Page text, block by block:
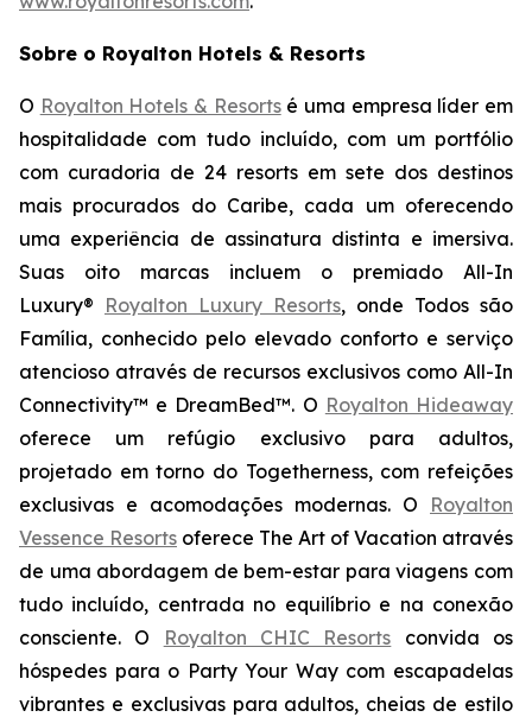
Sobre o Royalton Hotels & Resorts
O Royalton Hotels & Resortsé uma empresa líder em
hospitalidade com tudo incluído, com um portfólio
com curadoria de 24 resorts em sete dos destinos
mais procurados do Caribe, cada um oferecendo
uma experiência de assinatura distinta e imersiva.
Suas oito marcas incluem o premiado All-In
Luxury® Royalton Luxury Resorts, onde Todos são
Família, conhecido pelo elevado conforto e serviço
atencioso através de recursos exclusivos como All-In
Connectivity™ e DreamBed™. O Royalton Hideaway
oferece um refúgio exclusivo para adultos,
projetado em torno do Togetherness, com refeições
exclusivas e acomodações modernas. O Royalton
Vessence Resorts oferece The Art of Vacation através
de uma abordagem de bem-estar para viagens com
tudo incluído, centrada no equilíbrio e na conexão
consciente. O
Royalton CHIC Resorts convida os
hóspedes para o Party Your Waycom escapadelas
vibrantes e exclusivas para adultos, cheias de estilo